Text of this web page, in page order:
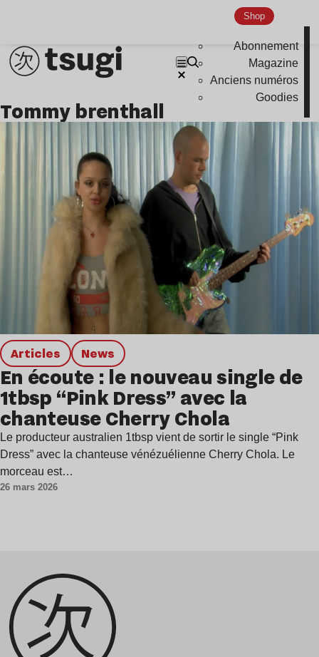
Shop
Abonnement
Magazine
Anciens numéros
Goodies
tommy brenthall
Articles news
En écoute : le nouveau single de
1tbsp “Pink Dress” avec la
chanteuse Cherry Chola
Le producteur australien 1tbsp vient de sortir le single “Pink
Dress” avec la chanteuse vénézuélienne Cherry Chola. Le
morceau est…
26 mars 2026